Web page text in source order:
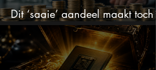
Dit ‘saaie’ aandeel maakt toch
bizar veel winst